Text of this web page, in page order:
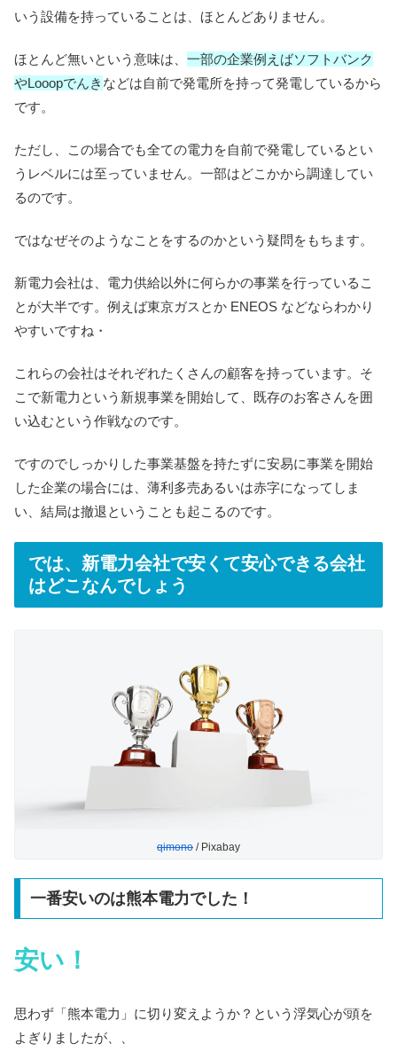
いう設備を持っていることは、ほとんどありません。
ほとんど無いという意味は、 一部の企業例えばソフトバンク
やLooopでんき などは自前で発電所を持って発電しているから
です。
ただし、この場合でも全ての電力を自前で発電しているとい
うレベルには至っていません。一部はどこかから調達してい
るのです。
ではなぜそのようなことをするのかという疑問をもちます。
新電力会社は、電力供給以外に何らかの事業を行っているこ
とが大半です。例えば東京ガスとか ENEOS などならわかり
やすいですね・
これらの会社はそれぞれたくさんの顧客を持っています。そ
こで新電力という新規事業を開始して、既存のお客さんを囲
い込むという作戦なのです。
ですのでしっかりした事業基盤を持たずに安易に事業を開始
した企業の場合には、薄利多売あるいは赤字になってしま
い、結局は撤退ということも起こるのです。
では、新電力会社で安くて安心できる会社
はどこなんでしょう
qimono / Pixabay
一番安いのは熊本電力でした！
安い！
思わず「熊本電力」に切り変えようか？という浮気心が頭を
よぎりましたが、、